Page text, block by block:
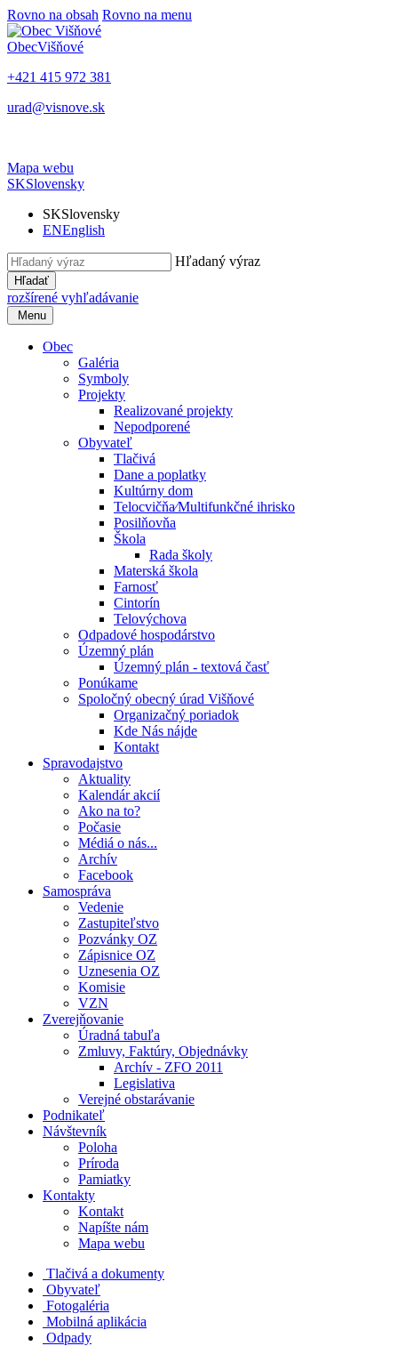
Rovno na obsah Rovno na menu
ObecVišňové
+421 415 972 381
urad@visnove.sk
Mapa webu
SKSlovensky
SKSlovensky
ENEnglish
Hľadaný výraz
Hľadať
rozšírené vyhľadávanie
Menu
Obec
Galéria
Symboly
Projekty
Realizované projekty
Nepodporené
Obyvateľ
Tlačivá
Dane a poplatky
Kultúrny dom
Telocvičňa⁄Multifunkčné ihrisko
Posilňovňa
Škola
Rada školy
Materská škola
Farnosť
Cintorín
Telovýchova
Odpadové hospodárstvo
Územný plán
Územný plán - textová časť
Ponúkame
Spoločný obecný úrad Višňové
Organizačný poriadok
Kde Nás nájde
Kontakt
Spravodajstvo
Aktuality
Kalendár akcií
Ako na to?
Počasie
Médiá o nás...
Archív
Facebook
Samospráva
Vedenie
Zastupiteľstvo
Pozvánky OZ
Zápisnice OZ
Uznesenia OZ
Komisie
VZN
Zverejňovanie
Úradná tabuľa
Zmluvy, Faktúry, Objednávky
Archív - ZFO 2011
Legislativa
Verejné obstarávanie
Podnikateľ
Návštevník
Poloha
Príroda
Pamiatky
Kontakty
Kontakt
Napíšte nám
Mapa webu
Tlačivá a dokumenty
Obyvateľ
Fotogaléria
Mobilná aplikácia
Odpady